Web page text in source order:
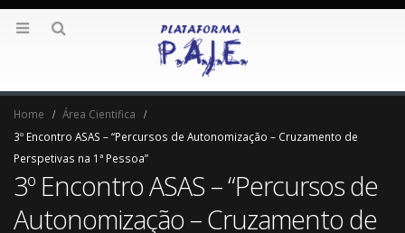
Home
Área Cientifica
3º Encontro ASAS – “Percursos de Autonomização – Cruzamento de
Perspetivas na 1ª Pessoa”
3º Encontro ASAS – “Percursos de
Autonomização – Cruzamento de